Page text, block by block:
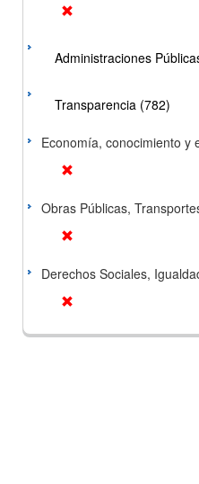
Administraciones
Transparencia (782)
Economía, conocimiento y
Obras Públicas,
Derechos Sociales,